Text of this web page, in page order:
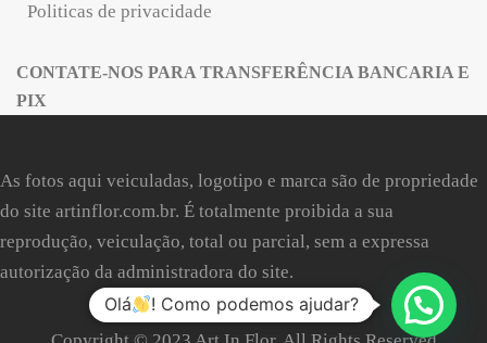
Politicas de privacidade
CONTATE-NOS PARA TRANSFERÊNCIA BANCARIA E
PIX
As fotos aqui veiculadas, logotipo e marca são de propriedade
do site artinflor.com.br. É totalmente proibida a sua
reprodução, veiculação, total ou parcial, sem a expressa
autorização da administradora do site.
Olá ! Como podemos ajudar?